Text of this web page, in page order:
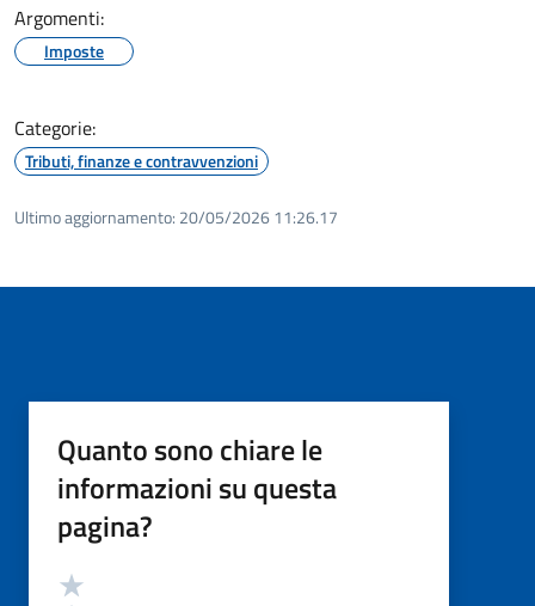
Argomenti:
Imposte
Categorie:
Tributi, finanze e contravvenzioni
Ultimo aggiornamento: 20/05/2026 11:26.17
Quanto sono chiare le
informazioni su questa
pagina?
Valutazione